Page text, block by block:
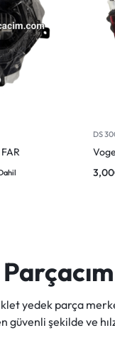
DS
yedek parça
güvenli şekilde ve